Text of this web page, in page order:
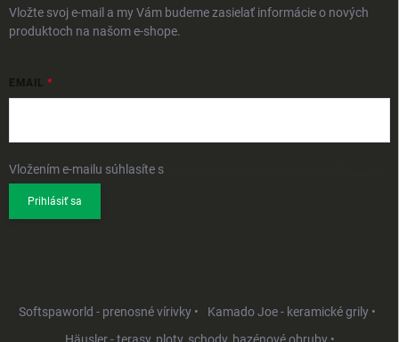
Vložte svoj e-mail a my Vám budeme zasielať informácie o nových
produktoch na našom e-shope.
EMAIL
Vložením e-mailu súhlasíte s
Prihlásiť sa
Softspaworld - prenosné vírivky •
Kamado Joe - keramické grily •